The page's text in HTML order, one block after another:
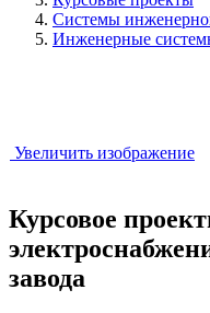
Системы
Инженерные
Увеличить изображение
Курсовое
завода